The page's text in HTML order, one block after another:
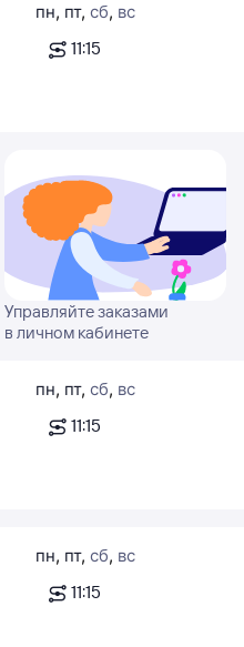
пн, пт, сб, вс
11:15
Управляйте заказами
в личном кабинете
пн, пт, сб, вс
11:15
пн, пт, сб, вс
11:15